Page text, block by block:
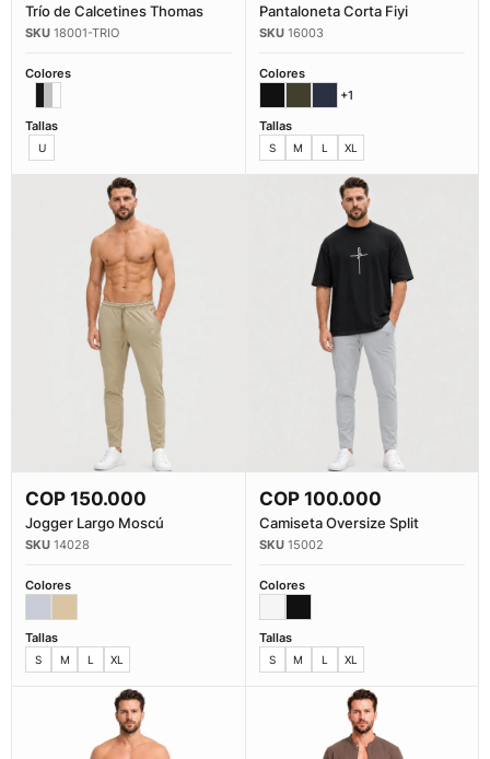
Trío de Calcetines Thomas
18001-TRIO
Colores
Tallas
U
Pantaloneta Corta Fiyi
16003
Colores
+1
Tallas
S M L XL
Comprar Ahora
COP 150.000
Jogger Largo Moscú
14028
Colores
Tallas
S M L XL
Comprar Ahora
COP100.000
Camiseta Oversize Split
15002
Colores
Tallas
S M L XL